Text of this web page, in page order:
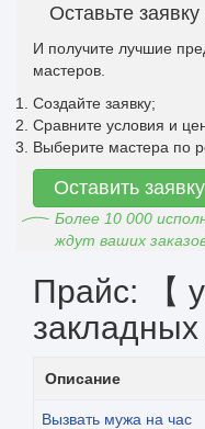
Оставьте заявку
И получите лучшие
мастеров.
Создайте заявку;
Сравните условия и
Выберите мастера по
Оставить заявку
Более 10 000
ждут ваших
Прайс: 【
закладных
Описание
Вызвать мужа на час